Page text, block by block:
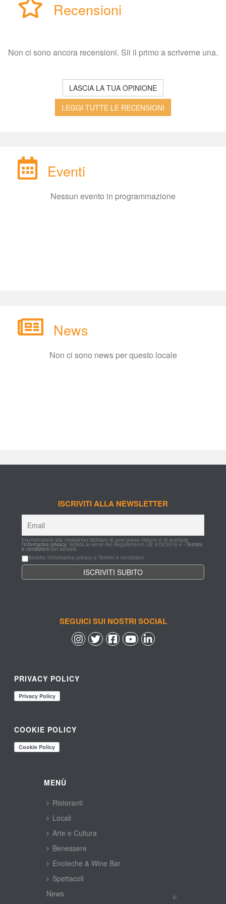
Recensioni
Non ci sono ancora recensioni. Sii il primo a scriverne una.
LASCIA LA TUA OPINIONE
LEGGI TUTTE LE RECENSIONI
Eventi
Nessun evento in programmazione
New
Non ci sono news per questo locale
ISCRIVITI ALLA NEWSLETTER
Inscrivendomi alla newsletter dichiaro di aver preso visione e di acettare
l'informativa privacy, redata ai sensi del Regolamento UE 679/2016 e i Termini
e condizioni del servizio.
Accetto l'informativa privacy e Termini e condizioni
SEGUICI SUI NOSTRI SOCIAL
PRIVACY POLICY
COOKIE POLICY
MENÙ
Ristoranti
Locali
Arte e Cultura
Benessere
Enoteche & Wine Bar
Spettacoli
New